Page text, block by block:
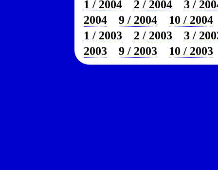
1 / 2004 2 / 2004
3 /
2004
9 / 2004
10 / 2004
1 / 2003
2 / 2003
3 /
2003
9 / 2003 10 / 2003